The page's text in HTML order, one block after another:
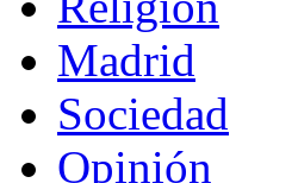
Madrid
Sociedad
Opinión